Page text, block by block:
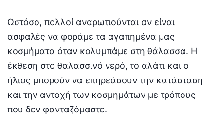
Ωστόσο, πολλοί αναρωτιούνται αν είναι
ασφαλές να φοράμε τα αγαπημένα μας
κοσμήματα όταν κολυμπάμε στη θάλασσα. Η
έκθεση στο θαλασσινό νερό, το αλάτι και ο
ήλιος μπορούν να επηρεάσουν την κατάσταση
και την αντοχή των κοσμημάτων με τρόπους
που δεν φανταζόμαστε.